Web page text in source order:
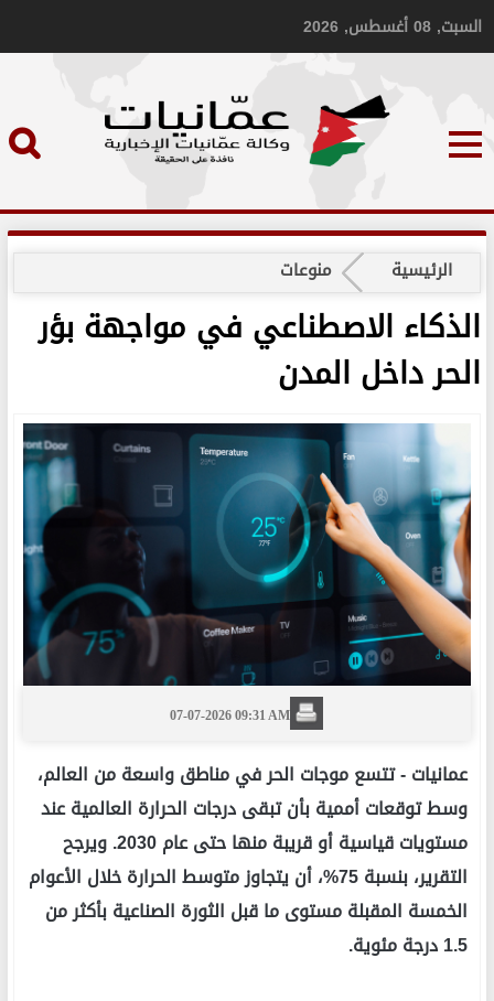
السبت, 08 أغسطس, 2026
الرئيسية منوعات
الذكاء الاصطناعي في مواجهة بؤر
الحر داخل المدن
07-07-2026 09:31 AM
عمانيات -تتسع موجات الحر في مناطق واسعة من العالم،
وسط توقعات أممية بأن تبقى درجات الحرارة العالمية عند
مستويات قياسية أو قريبة منها حتى عام 2030. ويرجح
التقرير، بنسبة 75%، أن يتجاوز متوسط الحرارة خلال الأعوام
الخمسة المقبلة مستوى ما قبل الثورة الصناعية بأكثر من
1.5 درجة مئوية.